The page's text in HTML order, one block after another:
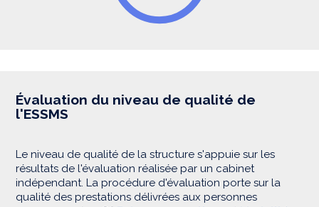
Évaluation du niveau de qualité de
l'ESSMS
Le niveau de qualité de la structure s'appuie sur les
résultats de l'évaluation réalisée par un cabinet
indépendant. La procédure d'évaluation porte sur la
qualité des prestations délivrées aux personnes